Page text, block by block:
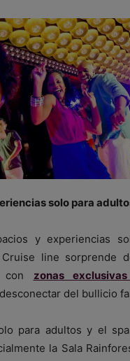
solo para
y experiencias
line sorprende
con zonas
del bullicio
para adultos y el
la Sala